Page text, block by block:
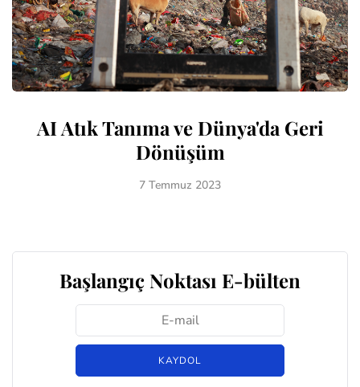
AI Atık Tanıma ve Dünya'da Geri
Dönüşüm
7 Temmuz 2023
Başlangıç Noktası E-bülten